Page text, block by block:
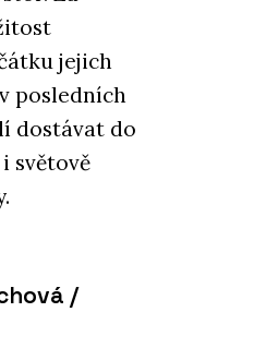
jejich
posledních
dostávat do
světově
/